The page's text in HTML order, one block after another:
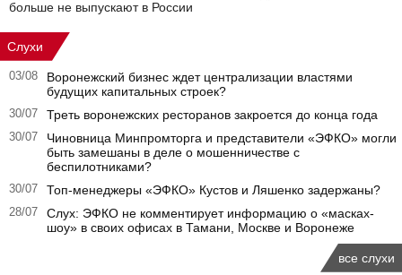
больше не выпускают в России
Слухи
03/08
Воронежский бизнес ждет централизации властями
будущих капитальных строек?
30/07 Треть воронежских ресторанов закроется до конца года
30/07
Чиновница Минпромторга и представители «ЭФКО» могли
быть замешаны в деле о мошенничестве с
беспилотниками?
30/07 Топ-менеджеры «ЭФКО» Кустов и Ляшенко задержаны?
28/07
Слух: ЭФКО не комментирует информацию о «масках-
шоу» в своих офисах в Тамани, Москве и Воронеже
все слухи